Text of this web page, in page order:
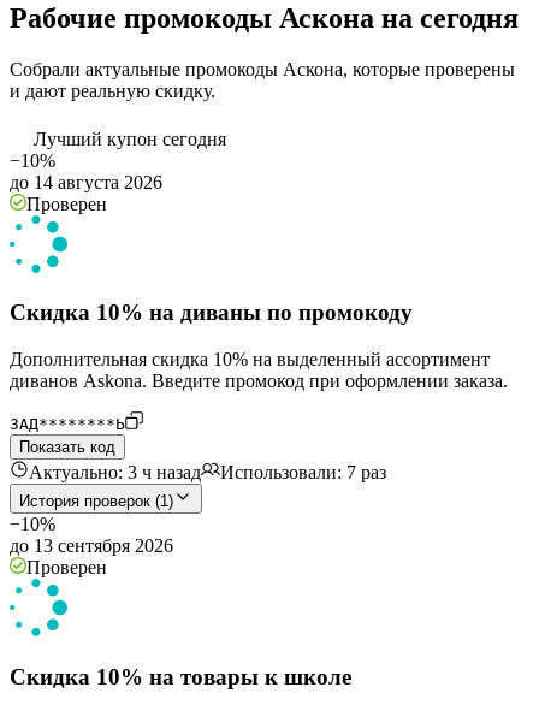
Рабочие промокоды Аскона на сегодня
Собрали актуальные промокоды Аскона, которые проверены
и дают реальную скидку.
Лучший купон сегодня
−10%
до 14 августа 2026
Проверен
Скидка 10% на диваны по промокоду
Дополнительная скидка 10% на выделенный ассортимент
диванов Askona. Введите промокод при оформлении заказа.
ЗАД********Ь
Показать код
Актуально: 3 ч назад Использовали: 7 раз
История проверок (1)
−10%
до 13 сентября 2026
Проверен
Скидка 10% на товары к школе